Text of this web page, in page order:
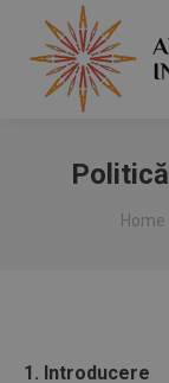
You
Home
1. Introducere